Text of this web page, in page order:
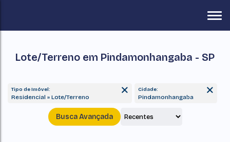
Lote/Terreno em Pindamonhangaba - SP
Tipo de Imóvel:
Residencial » Lote/Terreno
Cidade:
Busca Avançada